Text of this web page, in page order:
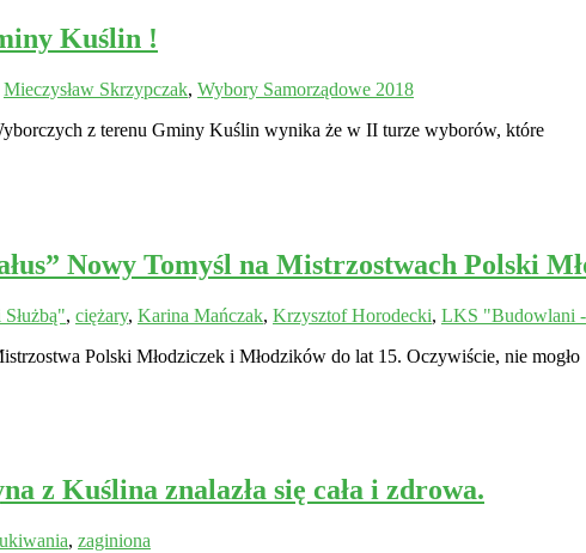
Kuślin !
Mieczysław Skrzypczak, Wybory Samorządowe 2018
z terenu Gminy Kuślin wynika że w II turze wyborów, które
Nowy Tomyśl na Mistrzostwach Polski
, ciężary, Karina Mańczak, Krzysztof Horodecki, LKS "Budowlani -
Polski Młodziczek i Młodzików do lat 15. Oczywiście, nie mogło
z Kuślina znalazła się cała i zdrowa.
, zaginiona